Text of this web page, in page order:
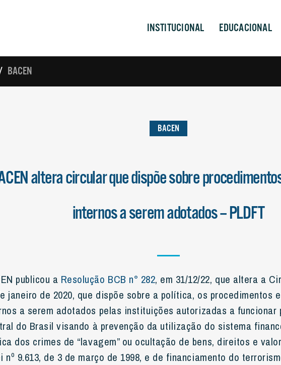
INSTITUCIONAL EDUCACIONAL
BACEN
BACEN
altera circular que dispõe sobre
internos a serem adotados – PLDFT
publicou a Resolução BCB n° 282, em 31/12/22, que altera a
janeiro de 2020, que dispõe sobre a política, os procedimentos
a serem adotados pelas instituições autorizadas a funcionar
do Brasil visando à prevenção da utilização do sistema
dos crimes de “lavagem” ou ocultação de bens, direitos e
nº 9.613, de 3 de março de 1998, e de financiamento do